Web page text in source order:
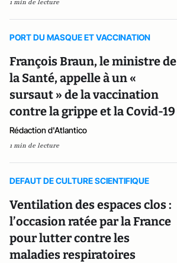
1 min de lecture
PORT DU MASQUE ET VACCINATION
François Braun, le ministre de
la Santé, appelle à un «
sursaut » de la vaccination
contre la grippe et la Covid-19
Rédaction d'Atlantico
1 min de lecture
DEFAUT DE CULTURE SCIENTIFIQUE
Ventilation des espaces clos :
l’occasion ratée par la France
pour lutter contre les
maladies respiratoires